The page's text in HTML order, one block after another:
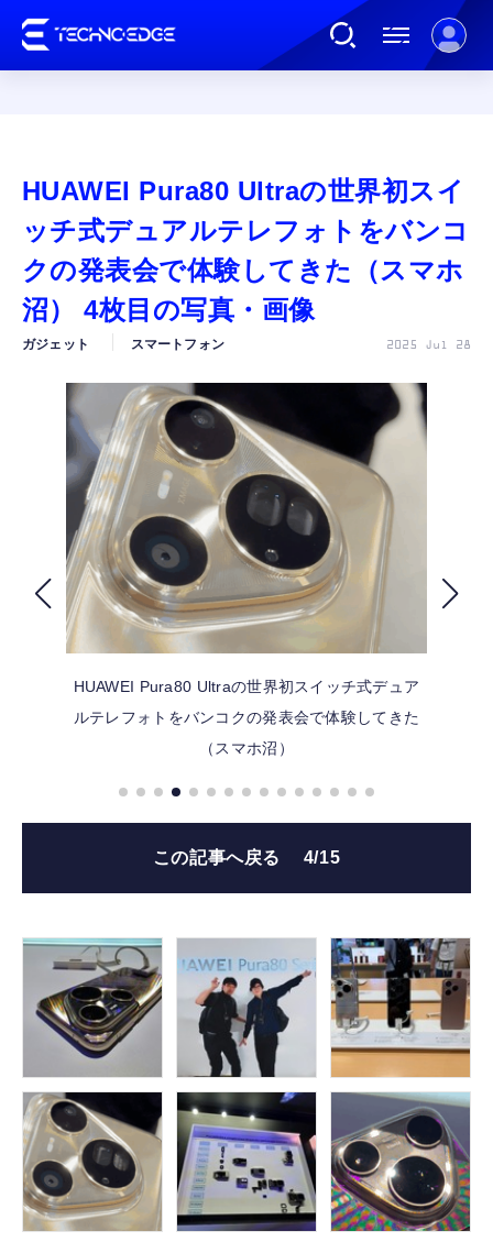
AI
ガジェット
ゲーム
カルチャー
公式ストア
FOLLOW US
HUAWEI Pura80 Ultraの世界初スイ
ッチ式デュアルテレフォトをバンコ
クの発表会で体験してきた（スマホ
沼） 4枚目の写真・画像
ガジェット スマートフォン 2025 Jul 28
HUAWEI Pura80 Ultraの世界初スイッチ式デュア
ルテレフォトをバンコクの発表会で体験してきた
（スマホ沼）
この記事へ戻る 4/15